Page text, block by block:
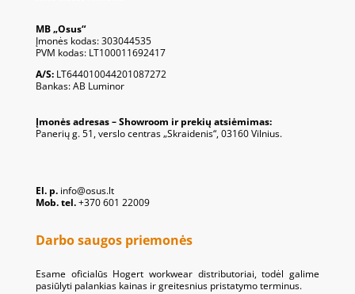
MB „Osus“
Įmonės kodas: 303044535
PVM kodas: LT100011692417
A/S:LT644010044201087272
Bankas: AB Luminor
Įmonės adresas – Showroom ir prekių atsiėmimas:
Panerių g. 51, verslo centras „Skraidenis“, 03160 Vilnius.
El. p.info@osus.lt
Mob. tel.+370 601 22009
Darbo saugos priemonės
Esame oficialūs Hogert workwear distributoriai, todėl galime
pasiūlyti palankias kainas ir greitesnius pristatymo terminus.